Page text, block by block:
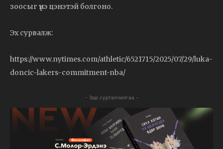
зоосыг үнэ цэнэтэй болгоно.
Эх сурвалж:
https://www.nytimes.com/athletic/6521715/2025/07/29/luka-
doncic-lakers-commitment-nba/
- Зар сурталчилгаа -